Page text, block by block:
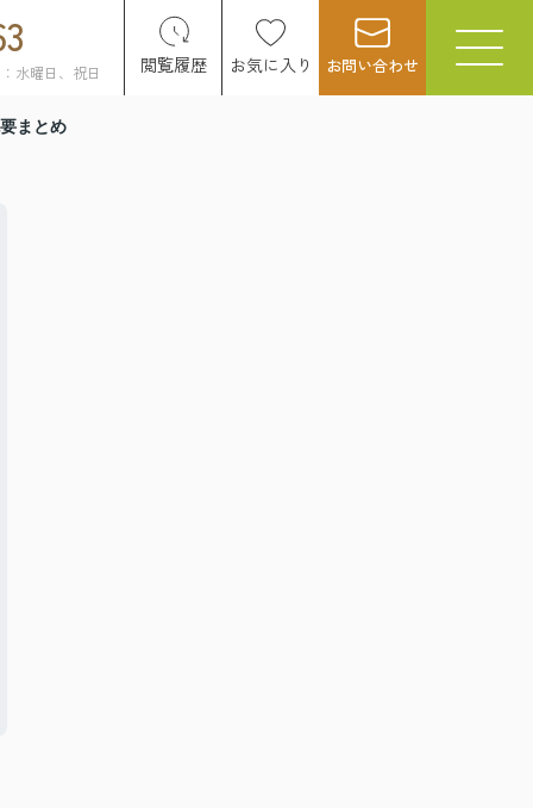
水曜日、祝日 閲覧履歴 お気に入り お問い合わせ
まとめ